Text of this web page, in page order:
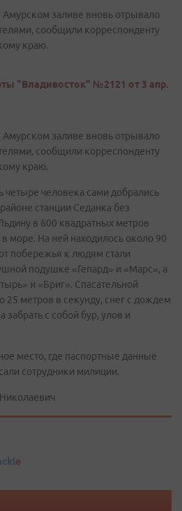
Амурском заливе вновь отрывало
сообщили корреспонденту
краю.
"Владивосток" №2121 от 3 апр.
Амурском заливе вновь отрывало
сообщили корреспонденту
краю.
четыре человека сами добрались
станции Седанка без
в 600 квадратных метров
море. На ней находилось около 90
побережья к людям стали
подушке «Гепард» и «Марс», а
и «Бриг». Спасательной
25 метров в секунду, снег с дождем
с собой бур, улов и
место, где паспортные данные
сотрудники милиции.
e